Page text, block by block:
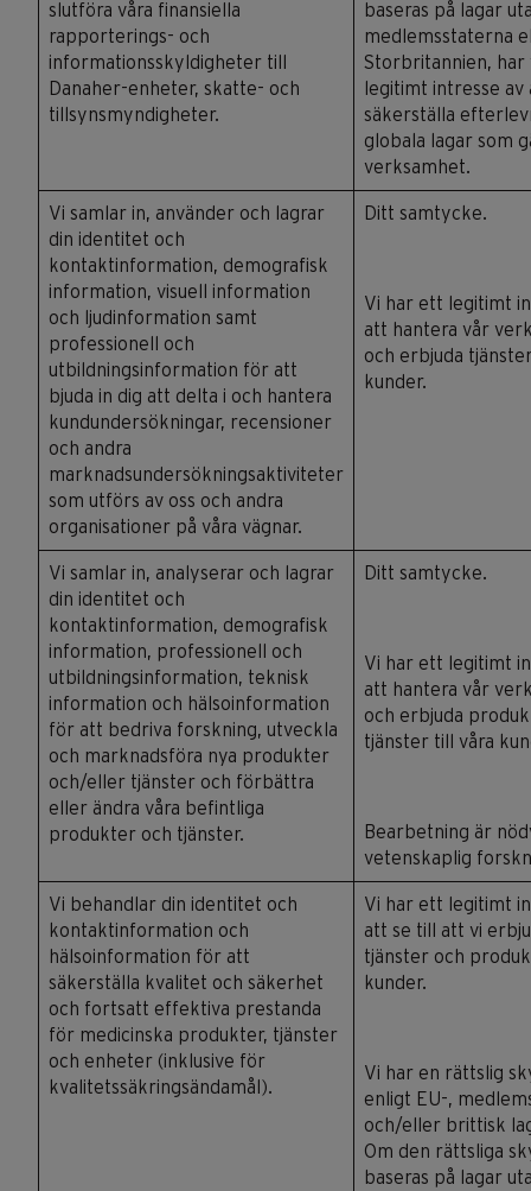
slutföra våra finansiella
rapporterings- och
informationsskyldigheter till
Danaher-enheter, skatte- och
tillsynsmyndigheter.
baseras på lagar
medlemsstaterna
Storbritannien, har
legitimt intresse av
säkerställa
globala lagar som
verksamhet.
Vi samlar in, använder och lagrar
din identitet och
kontaktinformation, demografisk
information, visuell information
och ljudinformation samt
professionell och
utbildningsinformation för att
bjuda in dig att delta i och hantera
kundundersökningar, recensioner
och andra
marknadsundersökningsaktiviteter
som utförs av oss och andra
organisationer på våra vägnar.
Ditt samtycke.
Vi har ett legitimt
att hantera vår
och erbjuda
kunder.
Vi samlar in, analyserar och lagrar
din identitet och
kontaktinformation, demografisk
information, professionell och
utbildningsinformation, teknisk
information och hälsoinformation
för att bedriva forskning, utveckla
och marknadsföra nya produkter
och/eller tjänster och förbättra
eller ändra våra befintliga
produkter och tjänster.
Ditt samtycke.
Vi har ett legitimt
att hantera vår
och erbjuda
tjänster till våra
Bearbetning är
vetenskaplig
Vi behandlar din identitet och
kontaktinformation och
hälsoinformation för att
säkerställa kvalitet och säkerhet
och fortsatt effektiva prestanda
för medicinska produkter, tjänster
och enheter (inklusive för
kvalitetssäkringsändamål).
Vi har ett legitimt
att se till att vi
tjänster och
kunder.
Vi har en rättslig
enligt EU-,
och/eller brittisk
Om den rättsliga
baseras på lagar